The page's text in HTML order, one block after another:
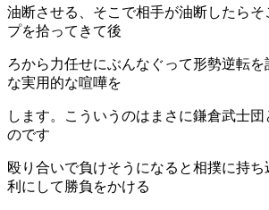
油断させる、そこで相手が油断したらそ
プを拾ってきて後
ろから力任せにぶんなぐって形勢逆転
な実用的な喧嘩を
します。こういうのはまさに鎌倉武士
のです
殴り合いで負けそうになると相撲に持
利にして勝負をかける